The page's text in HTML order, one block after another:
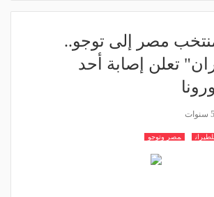
مصر إلى توجو..
تعلن إصابة أحد
مصر وتوجو